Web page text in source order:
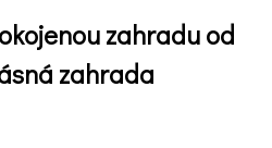
zahradu od
zahrada